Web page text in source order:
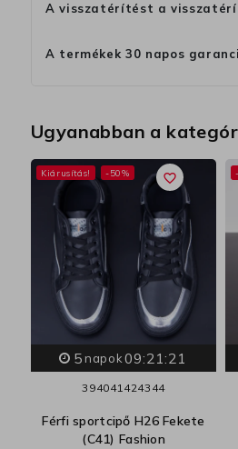
A visszatérítést a
A termékek 30 napos
Ugyanabban a
favorite_border
Kiárusítás! -50%
5napok09:21:20
3940414243 44
Férfi sportcipő H26 Fekete
(C41) Fashion